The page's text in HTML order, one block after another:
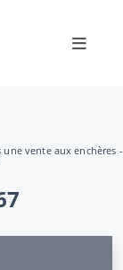
une vente aux enchères -